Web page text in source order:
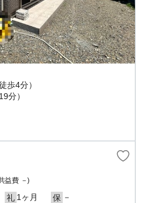
徒歩4分）
分）
益費 －)
礼 1ヶ月 保 －